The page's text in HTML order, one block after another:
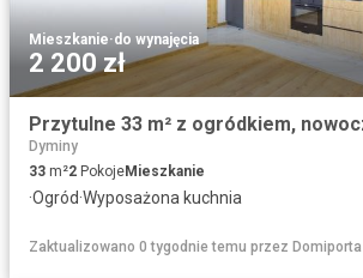
Mieszkanie·do wynajęcia
2 200 zł
Dyminy
33 m²2 PokojeMieszkanie
·Ogród·Wyposażona kuchnia
Zaktualizowano 0 tygodnie temu przez Domiporta